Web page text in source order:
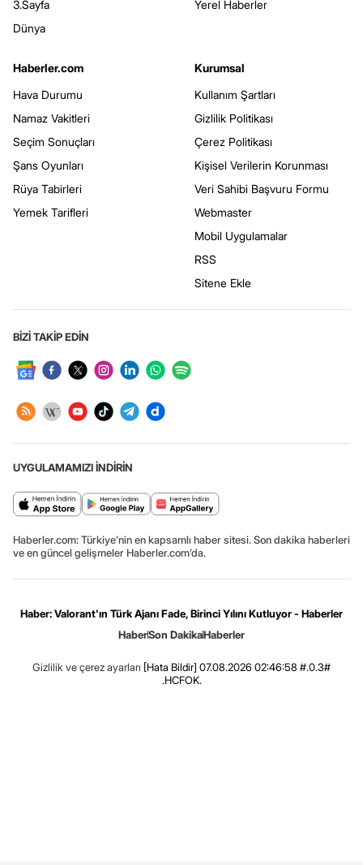
3.Sayfa
Dünya
Yerel Haberler
Haberler.com
Hava Durumu
Namaz Vakitleri
Seçim Sonuçları
Şans Oyunları
Rüya Tabirleri
Yemek Tarifleri
Kurumsal
Kullanım Şartları
Gizlilik Politikası
Çerez Politikası
Kişisel Verilerin Korunması
Veri Sahibi Başvuru Formu
Webmaster
Mobil Uygulamalar
RSS
Sitene Ekle
BİZİ TAKİP EDİN
UYGULAMAMIZI İNDİRİN
Haberler.com: Türkiye’nin en kapsamlı haber sitesi. Son dakika haberleri
ve en güncel gelişmeler Haberler.com’da.
Haber: Valorant'ın Türk Ajanı Fade, Birinci Yılını Kutluyor - Haberler
HaberSon DakikaHaberler
Gizlilik ve çerez ayarları [Hata Bildir] 07.08.2026 02:46:58 #.0.3#
.HCFOK.